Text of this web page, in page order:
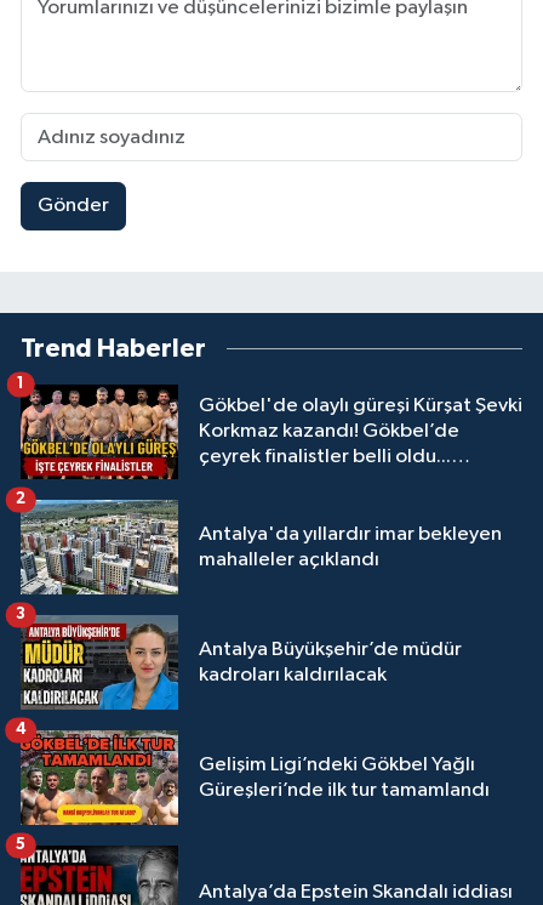
Gönder
Trend Haberler
Gökbel'de olaylı güreşi Kürşat Şevki
Korkmaz kazandı! Gökbel’de
çeyrek finalistler belli oldu...
1
Antalya'da yıllardır imar bekleyen
mahalleler açıklandı
2
Antalya Büyükşehir’de müdür
kadroları kaldırılacak
3
Gelişim Ligi’ndeki Gökbel Yağlı
Güreşleri’nde ilk tur tamamlandı
4
Antalya’da Epstein Skandalı iddiası
5